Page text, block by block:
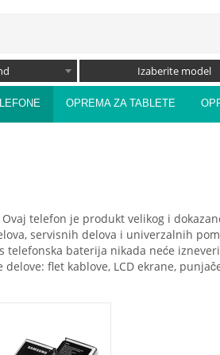
Izaberite model
OPREMA ZA TABLETE
telefon je produkt velikog i
servisnih delova i univerzalnih
baterija nikada neće
flet kablove, LCD ekrane,